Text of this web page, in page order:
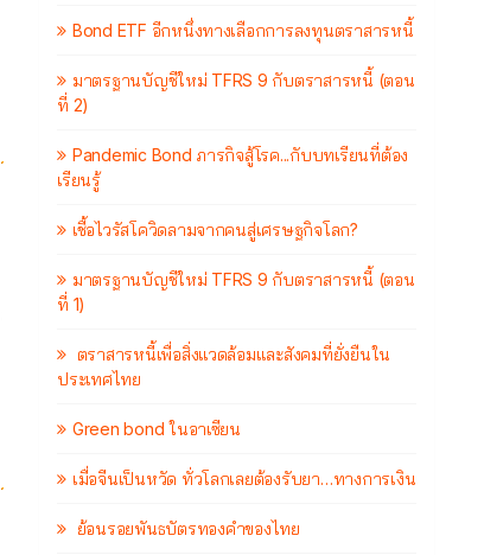
Bond ETF อีกหนึ่งทางเลือกการลงทุนตราสารหนี้
มาตรฐานบัญชีใหม่ TFRS 9 กับตราสารหนี้ (ตอน
ที่ 2)
Pandemic Bond ภารกิจสู้โรค...กับบทเรียนที่ต้อง
เรียนรู้
เชื้อไวรัสโควิดลามจากคนสู่เศรษฐกิจโลก?
มาตรฐานบัญชีใหม่ TFRS 9 กับตราสารหนี้ (ตอน
ที่ 1)
ตราสารหนี้เพื่อสิ่งแวดล้อมและสังคมที่ยั่งยืนใน
ประเทศไทย
Green bond ในอาเซียน
เมื่อจีนเป็นหวัด ทั่วโลกเลยต้องรับยา…ทางการเงิน
ย้อนรอยพันธบัตรทองคำของไทย